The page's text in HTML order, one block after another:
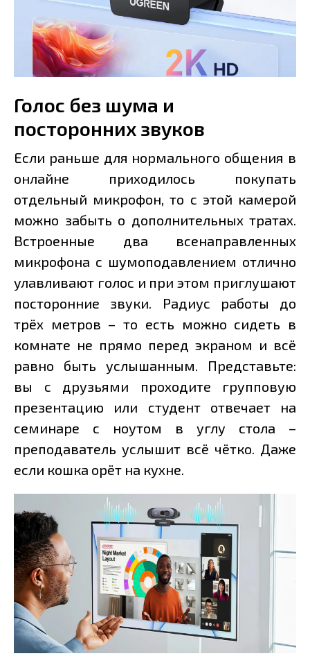
Голос без шума и
посторонних звуков
Если раньше для нормального общения в
онлайне приходилось покупать
отдельный микрофон, то с этой камерой
можно забыть о дополнительных тратах.
Встроенные два всенаправленных
микрофона с шумоподавлением отлично
улавливают голос и при этом приглушают
посторонние звуки. Радиус работы до
трёх метров – то есть можно сидеть в
комнате не прямо перед экраном и всё
равно быть услышанным. Представьте:
вы с друзьями проходите групповую
презентацию или студент отвечает на
семинаре с ноутом в углу стола –
преподаватель услышит всё чётко. Даже
если кошка орёт на кухне.